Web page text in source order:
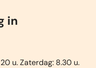
in
u. Zaterdag: 8.30 u.